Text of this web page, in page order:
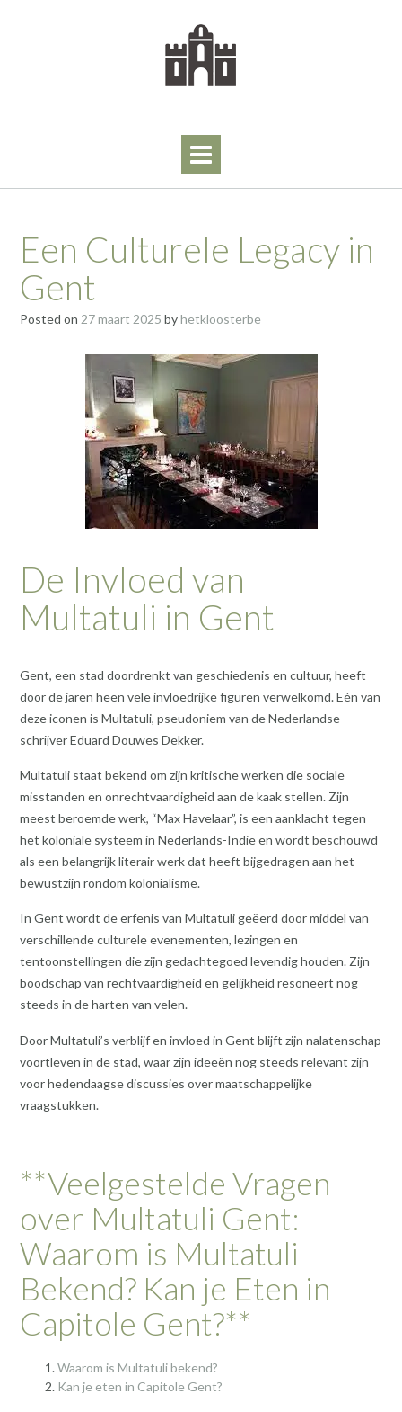
Een Culturele Legacy in
Gent
Posted on 27 maart 2025 byhetkloosterbe
De Invloed van
Multatuli in Gent
Gent, een stad doordrenkt van geschiedenis en cultuur, heeft
door de jaren heen vele invloedrijke figuren verwelkomd. Eén van
deze iconen is Multatuli, pseudoniem van de Nederlandse
schrijver Eduard Douwes Dekker.
Multatuli staat bekend om zijn kritische werken die sociale
misstanden en onrechtvaardigheid aan de kaak stellen. Zijn
meest beroemde werk, “Max Havelaar”, is een aanklacht tegen
het koloniale systeem in Nederlands-Indië en wordt beschouwd
als een belangrijk literair werk dat heeft bijgedragen aan het
bewustzijn rondom kolonialisme.
In Gent wordt de erfenis van Multatuli geëerd door middel van
verschillende culturele evenementen, lezingen en
tentoonstellingen die zijn gedachtegoed levendig houden. Zijn
boodschap van rechtvaardigheid en gelijkheid resoneert nog
steeds in de harten van velen.
Door Multatuli’s verblijf en invloed in Gent blijft zijn nalatenschap
voortleven in de stad, waar zijn ideeën nog steeds relevant zijn
voor hedendaagse discussies over maatschappelijke
vraagstukken.
**Veelgestelde Vragen
over Multatuli Gent:
Waarom is Multatuli
Bekend? Kan je Eten in
Capitole Gent?**
Waarom is Multatuli bekend?
Kan je eten in Capitole Gent?